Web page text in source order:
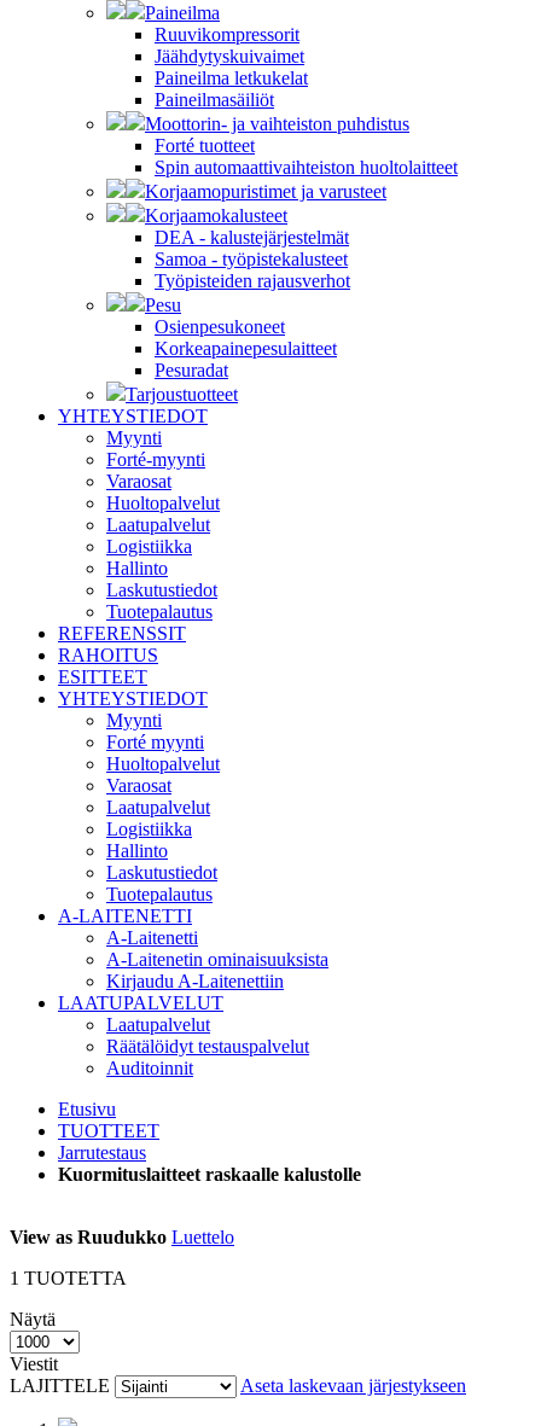
Paineilma
Ruuvikompressorit
Jäähdytyskuivaimet
Paineilma letkukelat
Paineilmasäiliöt
Moottorin- ja vaihteiston puhdistus
Forté tuotteet
Spin automaattivaihteiston huoltolaitteet
Korjaamopuristimet ja varusteet
Korjaamokalusteet
DEA - kalustejärjestelmät
Samoa - työpistekalusteet
Työpisteiden rajausverhot
Pesu
Osienpesukoneet
Korkeapainepesulaitteet
Pesuradat
Tarjoustuotteet
YHTEYSTIEDOT
Myynti
Forté-myynti
Varaosat
Huoltopalvelut
Laatupalvelut
Logistiikka
Hallinto
Laskutustiedot
Tuotepalautus
REFERENSSIT
RAHOITUS
ESITTEET
YHTEYSTIEDOT
Myynti
Forté myynti
Huoltopalvelut
Varaosat
Laatupalvelut
Logistiikka
Hallinto
Laskutustiedot
Tuotepalautus
A-LAITENETTI
A-Laitenetti
A-Laitenetin ominaisuuksista
Kirjaudu A-Laitenettiin
LAATUPALVELUT
Laatupalvelut
Räätälöidyt testauspalvelut
Auditoinnit
Etusivu
TUOTTEET
Jarrutestaus
Kuormituslaitteet raskaalle kalustolle
View as Ruudukko Luettelo
1 TUOTETTA
Näytä
Viestit
LAJITTELE
Aseta laskevaan järjestykseen